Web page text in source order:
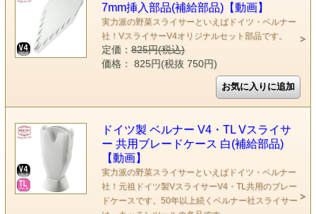
7mm挿入部品(補給部品)【動画】
実力派の野菜スライサーといえばドイツ・ベルナー
社！VスライサーV4オリジナルセット部品です。
定価：825円(税込)
価格： 825円(税抜 750円)
ドイツ製 ベルナー V4・TL Vスライサ
ー 共用ブレードケース 白(補給部品)
【動画】
実力派の野菜スライサーといえばドイツ・ベルナー
社！元祖ドイツ製VスライサーV4・TL共用のブレー
ドケースです。50年以上続くベルナー社スライサー